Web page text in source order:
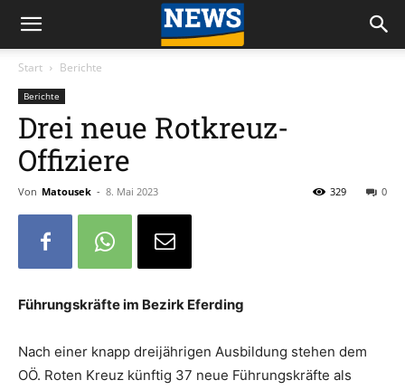
Start Berichte
Berichte
Drei neue Rotkreuz-
Offiziere
Von Matousek - 8. Mai 2023 0
329
Führungskräfte im Bezirk Eferding
Nach einer knapp dreijährigen Ausbildung stehen dem
OÖ. Roten Kreuz künftig 37 neue Führungskräfte als